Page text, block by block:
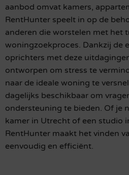
aanbod omvat kamers,
RentHunter speelt in op de
anderen die worstelen met het
woningzoekproces. Dankzij de
oprichters met deze
ontworpen om stress te
naar de ideale woning te
dagelijks beschikbaar om
ondersteuning te bieden. Of je
kamer in Utrecht of een studio
RentHunter maakt het vinden
eenvoudig en efficiënt.